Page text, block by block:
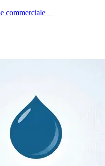
commerciale